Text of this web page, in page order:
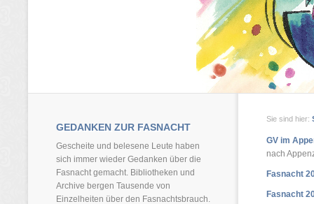
GEDANKEN ZUR FASNACHT
Gescheite und belesene Leute haben
sich immer wieder Gedanken über die
Fasnacht gemacht. Bibliotheken und
Archive bergen Tausende von
Einzelheiten über den Fasnachtsbrauch.
Sie sind hier:
GV im
nach
Fasnacht
Fasnacht